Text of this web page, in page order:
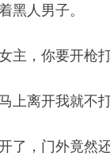
黑人男子。
主，你要开枪
上离开我就不打
了，门外竟然